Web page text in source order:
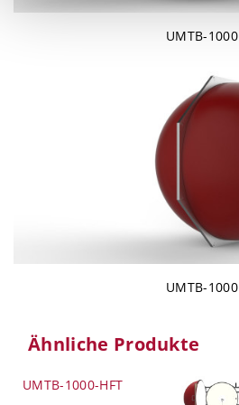
UMTB-1000
UMTB-1000
Ähnliche Produkte
UMTB-1000-HFT